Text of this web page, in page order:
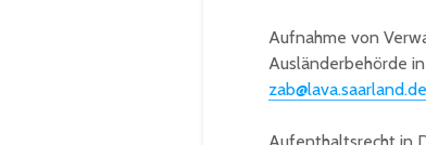
Aufnahme von
Ausländerbehörde
zab@lava.saarland.de